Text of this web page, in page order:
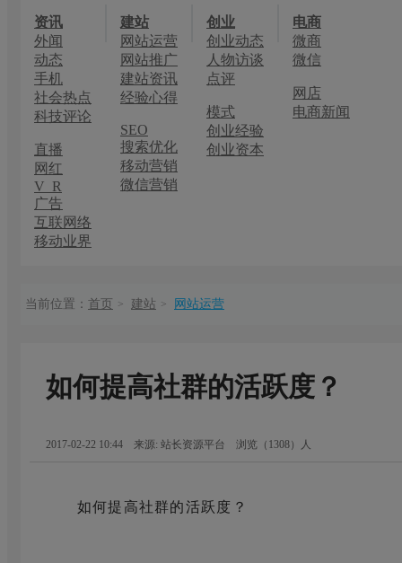
资讯
外闻
动态
手机
社会热点
科技评论
直播
网红
V R
广告
互联网络
移动业界
建站
网站运营
网站推广
建站资讯
经验心得
SEO
搜索优化
移动营销
微信营销
创业
创业动态
人物访谈
点评
模式
创业经验
创业资本
电商
微商
微信
网店
电商新闻
当前位置： 首页 > 建站 > 网站运营
如何提高社群的活跃度？
2017-02-22 10:44 来源: 站长资源平台 浏览（ 1308）人
如何提高社群的活跃度？